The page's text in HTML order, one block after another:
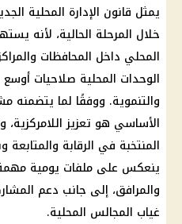
يمثل قانون الإدارة المحلية
خلال المرحلة الحالية، لأنه
المحلي داخل المحافظات
الوحدات المحلية صلاحيات
والتنموية. ووفقًا لما يتضمنه
الأساسي هو تعزيز
المنتخبة في الرقابة
ينعكس على ملفات يومية مهمة
والمرافق، إلى جانب دعم
غياب المجالس المحلية.